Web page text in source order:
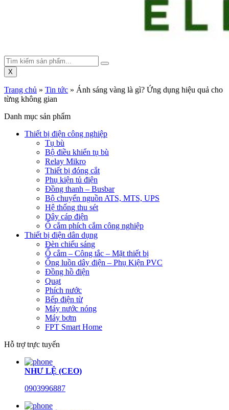
X
Trang chủ » Tin tức » Ánh sáng vàng là gì? Ứng dụng hiệu quả cho
từng không gian
Danh mục sản phẩm
Thiết bị điện công nghiệp
Tụ bù
Bộ điều khiển tụ bù
Relay Mikro
Thiết bị đóng cắt
Phụ kiện tủ điện
Đồng thanh – Busbar
Bộ chuyển nguồn ATS, MTS, UPS
Hệ thống thu sét
Dây cáp điện
Ổ cắm phích cắm công nghiệp
Thiết bị điện dân dụng
Đèn chiếu sáng
Ổ cắm – Công tắc – Mặt thiết bị
Ống luồn dây điện – Phụ Kiện PVC
Đồng hồ điện
Quạt
Phích nước
Bếp điện từ
Máy nước nóng
Máy bơm
FPT Smart Home
Hỗ trợ trực tuyến
NHƯ LỆ (CEO)
0903996887